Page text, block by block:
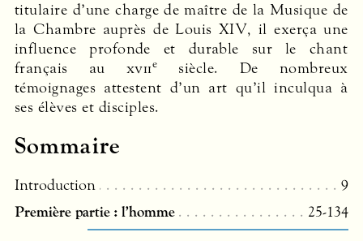
titulaire d’une charge de maître de la Musique de
la Chambre auprès de Louis XIV, il exerça une
influence profonde et durable sur le chant
français au xviie
siècle. De nombreux
témoignages attestent d’un art qu’il inculqua à
ses élèves et disciples.
Sommaire
Introduction
9
Première partie : l’homme
25-134